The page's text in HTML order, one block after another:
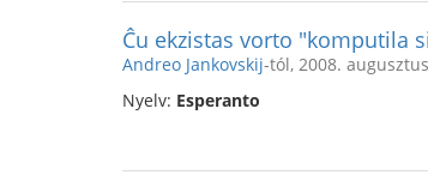
Ĉu ekzistas vorto "komputila
Andreo Jankovskij-tól, 2008.
Nyelv: Esperanto